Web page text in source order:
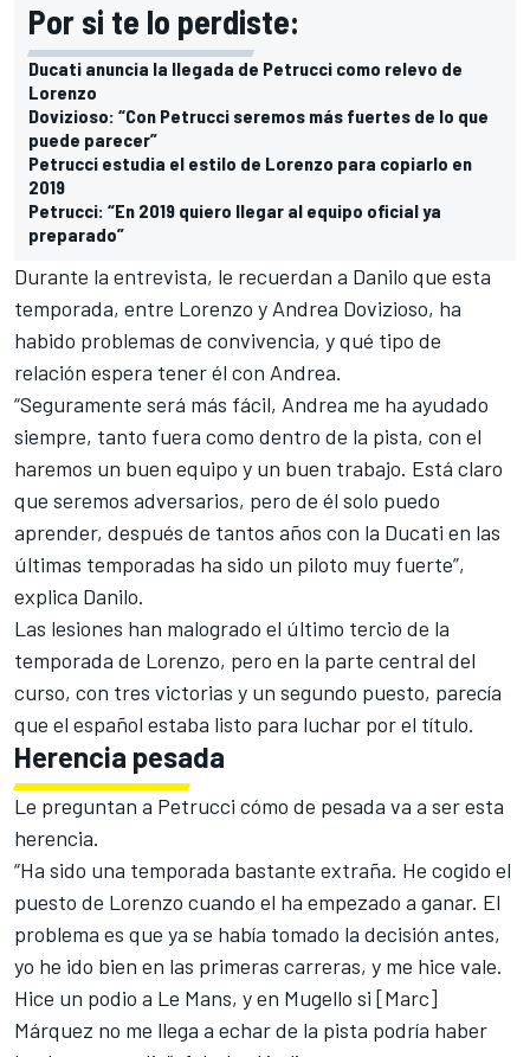
Por si te lo perdiste:
Ducati anuncia la llegada de Petrucci como relevo de
Lorenzo
Dovizioso: “Con Petrucci seremos más fuertes de lo que
puede parecer”
Petrucci estudia el estilo de Lorenzo para copiarlo en
2019
Petrucci: “En 2019 quiero llegar al equipo oficial ya
preparado”
Durante la entrevista, le recuerdan a Danilo que esta
temporada, entre Lorenzo y Andrea Dovizioso, ha
habido problemas de convivencia, y qué tipo de
relación espera tener él con Andrea.
“Seguramente será más fácil, Andrea me ha ayudado
siempre, tanto fuera como dentro de la pista, con el
haremos un buen equipo y un buen trabajo. Está claro
que seremos adversarios, pero de él solo puedo
aprender, después de tantos años con la Ducati en las
últimas temporadas ha sido un piloto muy fuerte”,
explica Danilo.
Las lesiones han malogrado el último tercio de la
temporada de Lorenzo, pero en la parte central del
curso, con tres victorias y un segundo puesto, parecía
que el español estaba listo para luchar por el título.
Herencia pesada
Le preguntan a Petrucci cómo de pesada va a ser esta
herencia.
“Ha sido una temporada bastante extraña. He cogido el
puesto de Lorenzo cuando el ha empezado a ganar. El
problema es que ya se había tomado la decisión antes,
yo he ido bien en las primeras carreras, y me hice vale.
Hice un podio a Le Mans, y en Mugello si [Marc]
Márquez no me llega a echar de la pista podría haber